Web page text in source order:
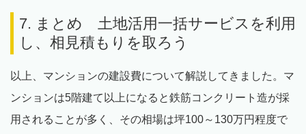
7. まとめ 土地活用一括サービスを利用
し、相見積もりを取ろう
以上、マンションの建設費について解説してきました。マ
ンションは5階建て以上になると鉄筋コンクリート造が採
用されることが多く、その相場は坪100～130万円程度で